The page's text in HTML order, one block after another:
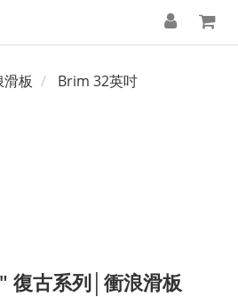
板 Brim 32英吋
復古系列│衝浪滑板